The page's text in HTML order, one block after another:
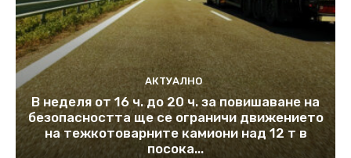
АКТУАЛНО
В неделя от 16 ч. до 20 ч. за повишаване на
безопасността ще се ограничи движението
на тежкотоварните камиони над 12 т в
посока...